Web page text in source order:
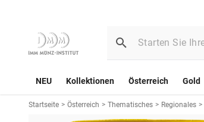
NEU Kollektionen Österreich Gold
Startseite > Österreich > Thematisches > Regionales >